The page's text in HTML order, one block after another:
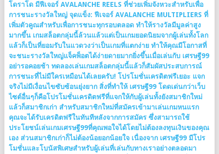
โดราโด มีฟีเจอร์ AVALANCHE REELS ที่ช่วยเพิ่มจังหวะสำหรับเพื่อ
การชนะรางวัลใหญ่ จุดแข็ง: ฟีเจอร์ AVALANCHE MULTIPLIERS ที่
เพิ่มตัวคูณสำหรับเพื่อการชนะทุกรอบตลอด ทำให้รางวัลมีมูลค่าสูง
มากขึ้น เกมสล็อตกลุ่มนี้ล้วนแล้วแต่เป็นเกมยอดนิยมจากผู้เล่นทั้งโลก
แล้วก็เป็นที่ยอมรับในแวดวงว่าเป็นเกมที่แตกง่าย ทำให้คุณมีโอกาสที่
จะชนะรางวัลใหญ่แจ็คพ็อตได้ง่ายดายมากยิ่งขึ้นเมื่อเล่นกับ เศรษฐี99
อย่ารอคอยช้า ทดลองเล่นเกมสล็อตกลุ่มนี้แล้วก็สัมผัสประสบการณ์
การชนะที่ไม่มีใครเหมือนได้เลยครับ! โปรโมชั่นเครดิตฟรีเยอะ แจก
จริงไม่มีเงื่อนไขซับซ้อนยุ่งยาก สิ่งที่ทำให้ เศรษฐี99 โดดเด่นกว่าเว็บ
ไซต์อื่นๆก็คือโปรโมชั่นเครดิตฟรีที่แจกให้กับผู้เล่นทั้งยังสมาชิกใหม่
แล้วก็สมาชิกเก่า สำหรับสมาชิกใหม่ที่สมัครเข้ามาเล่นเกมหนแรก
คุณจะได้รับเครดิตฟรีในทันทีหลังจากการสมัคร ซึ่งสามารถใช้
ประโยชน์เล่นเกมเศรษฐี99ที่คุณพอใจได้โดยไม่ต้องลงทุนเงินของคุณ
เอง ส่วนสมาชิกเก่าก็ไม่ต้องน้อยอกน้อยใจ เนื่องจาก เศรษฐี99 มีโปร
โมชั่นและโบนัสพิเศษสำหรับผู้เล่นที่เล่นกับทางเราอย่างตลอดมา